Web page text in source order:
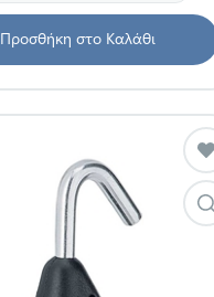
Προσθήκη στο Καλάθι